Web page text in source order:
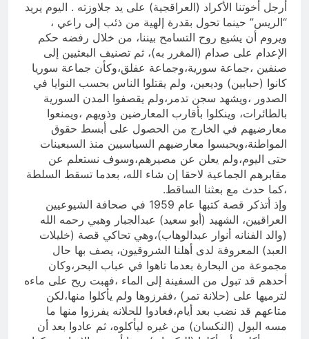
أرجل أخوتنا الأكراد (العراقجية) على يد جلاوزته . اليوم يريد
“الريس” حينما تحول بقدرة إلهية من ذئب إلى راعي ،
ويروم أن يشيع روح التسامح بيننا، من خلال رفضه حكم
الإعدام على صدام (المغرر به)، ثم تصنيف البعثيين إلى
صنفين ،جماعة سورية،وجماعة عفلق،وكأن جماعة سوريا
كانوا (حبابين) وديعين، ولم يقتلوا الناس بحسب النوايا في
الصدور ،ويشهد سجن تدمر،ولم يقصفوا المدن السورية
بالطائرات، وينكلوا بأقارب المعارضين وذويهم ،ويمنعوا
معارضيهم في الخارج من الحصول على أبسط حقوق
المواطنة،ويحبسوا معارضيهم السياسيين منذ السبعينات
حتى اليوم،ولم يعلن عن مصيرهم،وسوف نستعلم عن
مقابرهم الجماعية لاحقا إن شاء الله، بعدما تسقط السلطة
،كما حدث مع بعثنا الساقط.
وإذ أتذكر قصة كتبها عام 1959 في صحافة الشيوعيين
العراقيين، الشهيد (أبو سعيد) عبدالجبار وهبي رحمه الله
(والد الفنانه أنوار عبدالوهاب)،وهي تحاكي قصة (خليلات
العبد) المعروفة لدى أهلنا الشروقيون، يصف بها حال
مجموعة من البحارة بعدما تاهوا في عباب البحر،وكان
أحدهم قد تبول من السفينة إلى الماء ،فهبت ريح على ماءه
لترميها على (حلانة تمر) ،ففرزوها ولم يأكلوا منها،لكن
متاعهم قد نضب بعد أيام،فعادوا للحلانه يفرزوا منها ما
مسه البول (النكسان) من غيره ليأكلوه، ثم عادوا بعد أن